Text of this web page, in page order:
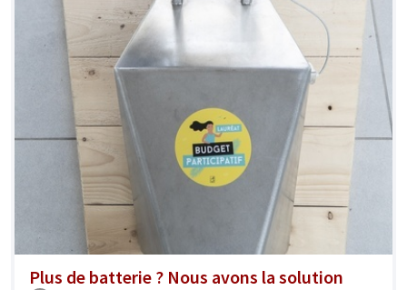
Plus de batterie ? Nous avons la solution